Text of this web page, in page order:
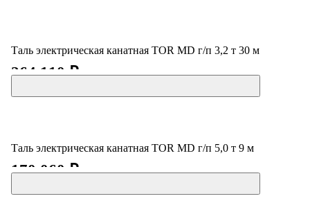
Таль электрическая канатная TOR MD г/п 3,2 т 30 м
264 110 ₽
Таль электрическая канатная TOR MD г/п 5,0 т 9 м
170 060 ₽